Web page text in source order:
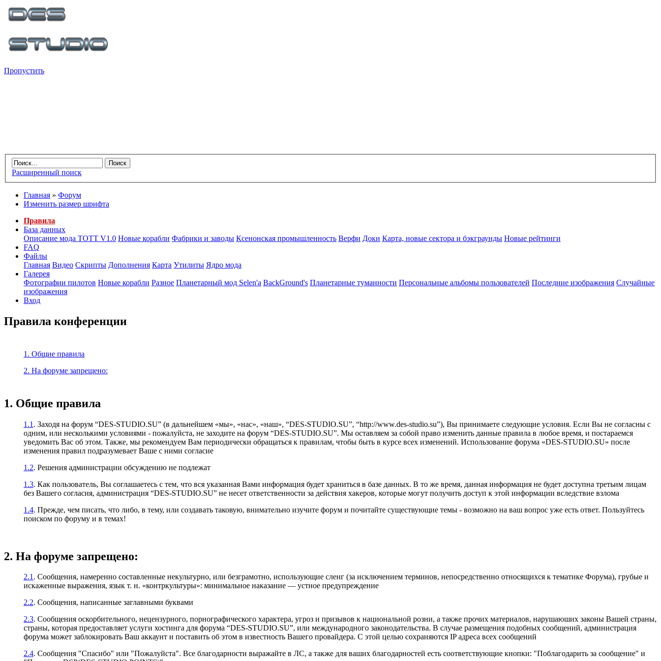
Пропустить
Расширенный поиск
Главная » Форум
Изменить размер шрифта
Правила
База данных
Описание мода ТОТТ V1.0 Новые корабли Фабрики и заводы Ксенонская промышленность Верфи Доки Карта, новые сектора и бэкграунды Новые рейтинги
FAQ
Файлы
Главная Видео Скрипты Дополнения Карта Утилиты Ядро мода
Галерея
Фотографии пилотов Новые корабли Разное Планетарный мод Selen'a BackGround's Планетарные туманности Персональные альбомы пользователей Последние изображения Случайные
изображения
Вход
Правила конференции
1. Общие правила
2. На форуме запрещено:
1. Общие правила
1.1 . Заходя на форум “DES-STUDIO.SU” (в дальнейшем «мы», «нас», «наш», “DES-STUDIO.SU”, “http://www.des-studio.su”), Вы принимаете следующие условия. Если Вы не согласны с
одним, или несколькими условиями - пожалуйста, не заходите на форум “DES-STUDIO.SU”. Мы оставляем за собой право изменить данные правила в любое время, и постараемся
уведомить Вас об этом. Также, мы рекомендуем Вам периодически обращаться к правилам, чтобы быть в курсе всех изменений. Использование форума «DES-STUDIO.SU» после
изменения правил подразумевает Ваше с ними согласие
1.2. Решения администрации обсуждению не подлежат
1.3. Как пользователь, Вы соглашаетесь с тем, что вся указанная Вами информация будет храниться в базе данных. В то же время, данная информация не будет доступна третьим лицам
без Вашего согласия, администрация “DES-STUDIO.SU” не несет ответственности за действия хакеров, которые могут получить доступ к этой информации вследствие взлома
1.4. Прежде, чем писать, что либо, в тему, или создавать таковую, внимательно изучите форум и почитайте существующие темы - возможно на ваш вопрос уже есть ответ. Пользуйтесь
поиском по форуму и в темах!
2. На форуме запрещено:
2.1. Сообщения, намеренно составленные некультурно, или безграмотно, использующие сленг (за исключением терминов, непосредственно относящихся к тематике Форума), грубые и
искаженные выражения, язык т. н. «контркультуры»: минимальное наказание — устное предупреждение
2.2. Сообщения, написанные заглавными буквами
2.3. Сообщения оскорбительного, нецензурного, порнографического характера, угроз и призывов к национальной розни, а также прочих материалов, нарушаюших законы Вашей страны,
страны, которая предоставляет услуги хостинга для форума “DES-STUDIO.SU”, или международного законодательства. В случае размещения подобных сообщений, администрация
форума может заблокировать Ваш аккаунт и поставить об этом в известность Вашего провайдера. С этой целью сохраняются IP адреса всех сообщений
2.4. Сообщения "Спасибо" или "Пожалуйста". Все благодарности выражайте в ЛС, а также для ваших благодарностей есть соответствующие кнопки: "Поблагодарить за сообщение" и